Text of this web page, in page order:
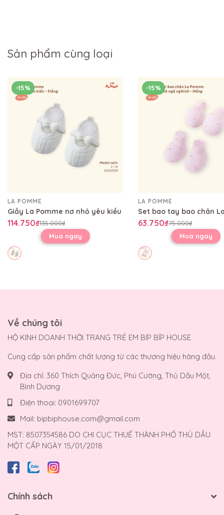
Sản phẩm cùng loại
-15%
LA POMME
Giầy La Pomme nơ nhỏ yêu kiều
114.750₫135.000₫
Mua ngay
-15%
LA POMME
63.750₫75.000₫
Mua ngay
Về chúng tôi
HỘ KINH DOANH THỜI TRANG TRẺ EM BÍP BÍP HOUSE
Cung cấp sản phẩm chất lượng từ các thương hiệu hàng đầu.
Địa chỉ: 360 Thích Quảng Đức, Phú Cường, Thủ Dầu Một,
Bình Dương
Điện thoại: 0901699707
Mail: bipbiphouse.com@gmail.com
MST: 8507354586 DO CHI CỤC THUẾ THÀNH PHỐ THỦ DẦU
MỘT CẤP NGÀY 15/01/2018
Chính sách